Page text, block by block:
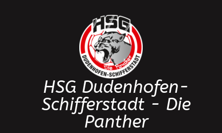
HSG Dudenhofen-
Schifferstadt - Die
Panther